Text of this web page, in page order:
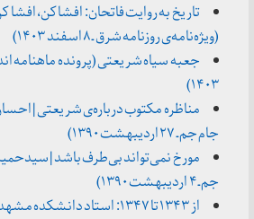
تاریخ به روایت فاتحان: افشا کن،
(ویژه‌نامه‌ی روزنامه شرق ـ ۸ اسفند ۱۴۰۳)
جعبه سیاه شریعتی (پرونده ماهنامه
۱۴۰۳)
مناظره مکتوب درباره‌ی شریعتی |
جام جم ـ ۲۷ اردیبهشت ۱۳۹۰)
مورخ نمی‌تواند بی‌طرف باشد |
جم ـ ۴ اردیبهشت ۱۳۹۰)
از ۱۳۴۳ تا ۱۳۴۷: استاد